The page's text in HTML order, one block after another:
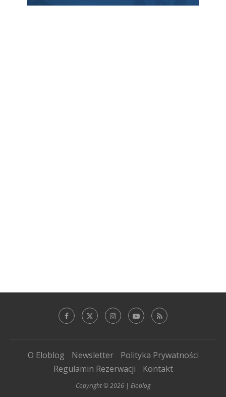
O Eloblog Newsletter
Polityka Prywatności
Regulamin Rezerwacji
Kontakt
Copyright © 2026 | Eloblog